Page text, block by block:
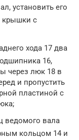
установить его
крышки с
хода 17 два
16,
через люк 18 в
и пропустить
пластиной с
ведомого вала
кольцом 14 и